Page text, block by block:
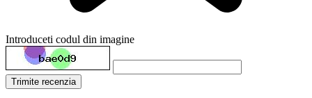
Introduceti codul din imagine
Trimite recenzia